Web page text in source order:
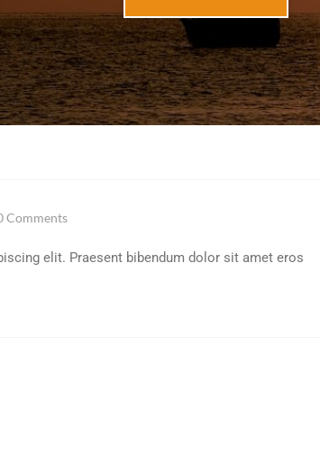
Comments
elit. Praesent bibendum dolor sit amet eros